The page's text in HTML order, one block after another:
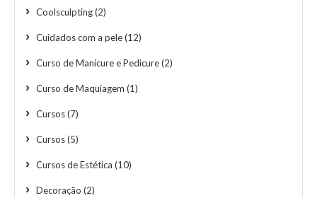
Coolsculpting(2)
Cuidados com a pele(12)
Curso de Manicure e Pedicure(2)
Curso de Maquiagem (1)
Cursos(7)
Cursos(5)
Cursos de Estética (10)
Decoração (2)